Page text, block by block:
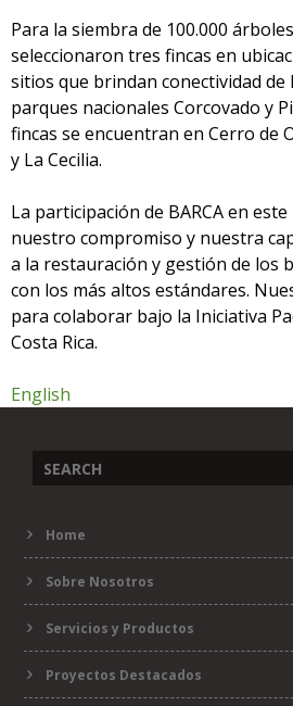
Para la siembra de 100.000
seleccionaron tres fincas en
sitios que brindan conectividad
parques nacionales Corcovado y
fincas se encuentran en Cerro de
y La Cecilia.
La participación de BARCA en
nuestro compromiso y nuestra
a la restauración y gestión de los
con los más altos estándares.
para colaborar bajo la Iniciativa
Costa Rica.
English
de
búsqueda
Home
Sobre Nosotros
Servicios y Productos
Proyectos Destacados